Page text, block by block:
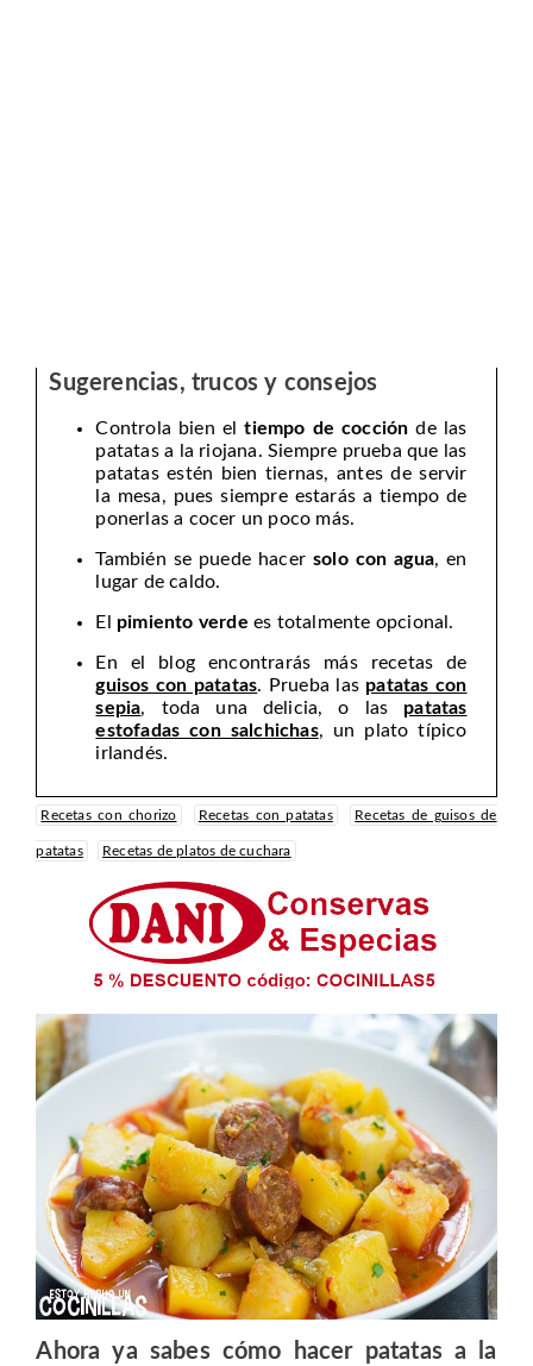
Sugerencias, trucos y consejos
Controla bien eltiempo de cocción de las
patatas a la riojana. Siempre prueba que las
patatas estén bien tiernas, antes de servir
la mesa, pues siempre estarás a tiempo de
ponerlas a cocer un poco más.
También se puede hacer solo con agua, en
lugar de caldo.
El pimiento verde es totalmente opcional.
En el blog encontrarás más recetas de
guisos con patatas. Prueba las patatas con
sepia, toda una delicia, o las patatas
estofadas con salchichas, un plato típico
irlandés.
Recetas con chorizo Recetas con patatas Recetas de guisos de
patatas Recetas de platos de cuchara
Ahora ya sabes cómo hacer patatas a la